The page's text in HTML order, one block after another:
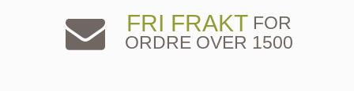
FRI FRAKTFOR
ORDRE OVER 1500